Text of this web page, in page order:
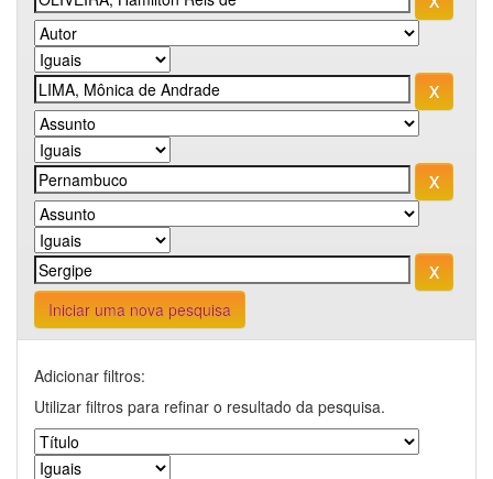
Iniciar uma nova pesquisa
Adicionar filtros:
Utilizar filtros para refinar o resultado da pesquisa.